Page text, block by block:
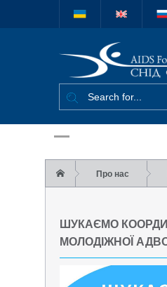
фонд
Про нас
адвокації
ШУКАЄМО
МОЛОДІЖНОЇ